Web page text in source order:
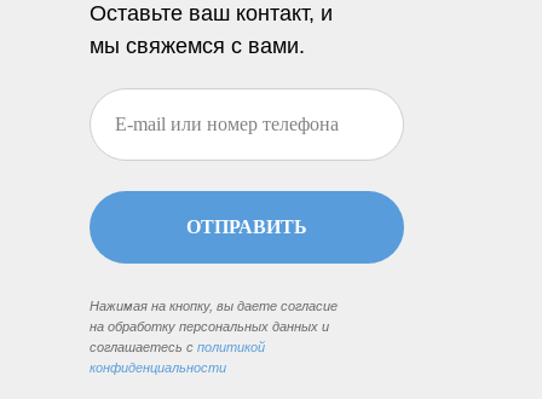
Оставьте ваш контакт, и
мы свяжемся с вами.
ОТПРАВИТЬ
Нажимая на кнопку, вы даете согласие
на обработку персональных данных и
соглашаетесь c политикой
конфиденциальности